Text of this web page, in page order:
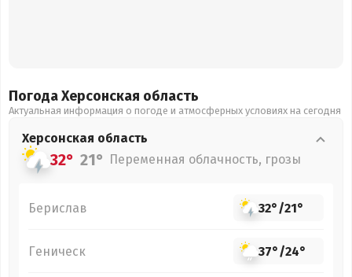
Погода Херсонская область
Актуальная информация о погоде и атмосферных условиях на сегодня
Херсонская область
32° 21° Переменная облачность, грозы
Берислав 32°/21°
Геническ 37°/24°